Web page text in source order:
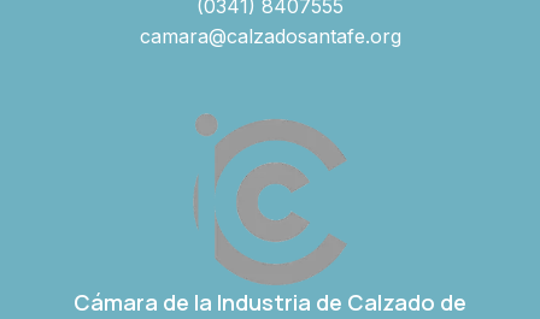
(0341) 8407555
camara@calzadosantafe.org
Cámara de la Industria de Calzado de